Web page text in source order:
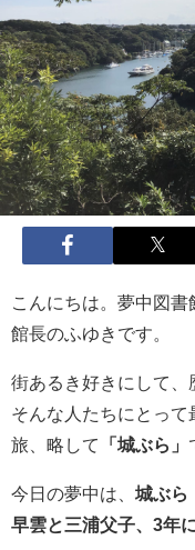
こんにちは。夢中図書
館長のふゆきです。
街あるき好きにして、
そんな人たちにとって
旅、略して
「城ぶら」
今日の夢中は、 城ぶら
早雲と三浦父子、3年